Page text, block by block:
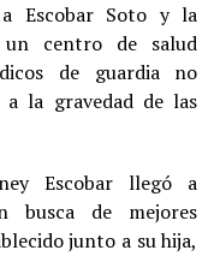
Escobar Soto y la
un centro de salud
de guardia no
la gravedad de las
Escobar llegó a
busca de mejores
junto a su hija,